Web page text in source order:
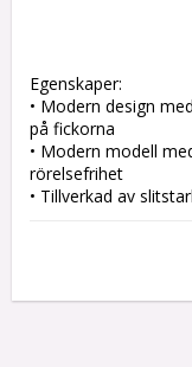
Egenskaper:
• Modern design
på fickorna
• Modern modell
rörelsefrihet
• Tillverkad av
• Stora fram och